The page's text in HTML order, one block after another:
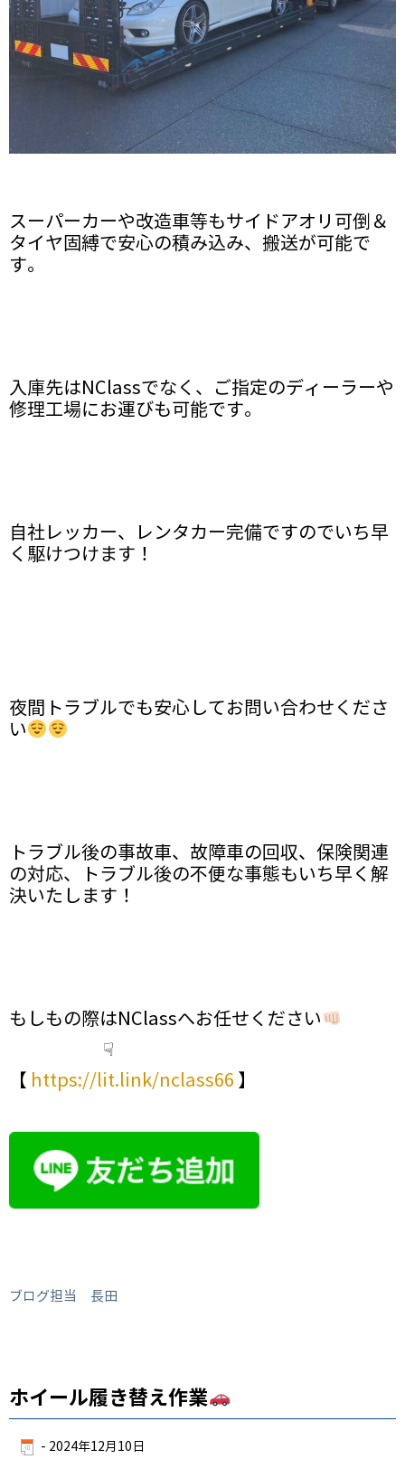
スーパーカーや改造車等もサイドアオリ可倒＆
タイヤ固縛で安心の積み込み、搬送が可能で
す。
入庫先はNClassでなく、ご指定のディーラーや
修理工場にお運びも可能です。
自社レッカー、レンタカー完備ですのでいち早
く駆けつけます！
夜間トラブルでも安心してお問い合わせくださ
い
トラブル後の事故車、故障車の回収、保険関連
の対応、トラブル後の不便な事態もいち早く解
決いたします！
もしもの際はNClassへお任せください
☟
【 https://lit.link/nclass66 】
ブログ担当 長田
ホイール履き替え作業
- 2024年12月10日